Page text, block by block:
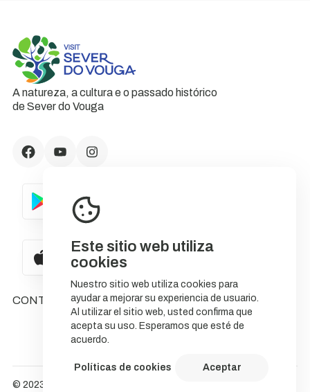
Este sitio web utiliza
cookies
Nuestro sitio web utiliza cookies para
ayudar a mejorar su experiencia de usuario.
Al utilizar el sitio web, usted confirma que
acepta su uso. Esperamos que esté de
acuerdo.
Políticas de cookies Aceptar
A natureza, a cultura e o passado histórico
de Sever do Vouga
CONTACTOS
© 2023 NatureStorytelling.